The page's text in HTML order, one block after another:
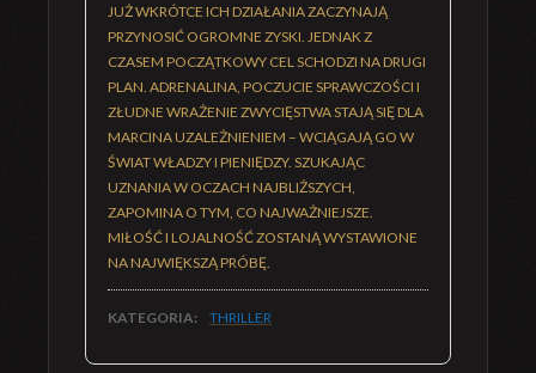
JUŻ WKRÓTCE ICH DZIAŁANIA ZACZYNAJĄ
PRZYNOSIĆ OGROMNE ZYSKI. JEDNAK Z
CZASEM POCZĄTKOWY CEL SCHODZI NA DRUGI
PLAN. ADRENALINA, POCZUCIE SPRAWCZOŚCI I
ZŁUDNE WRAŻENIE ZWYCIĘSTWA STAJĄ SIĘ DLA
MARCINA UZALEŻNIENIEM – WCIĄGAJĄ GO W
ŚWIAT WŁADZY I PIENIĘDZY. SZUKAJĄC
UZNANIA W OCZACH NAJBLIŻSZYCH,
ZAPOMINA O TYM, CO NAJWAŻNIEJSZE.
MIŁOŚĆ I LOJALNOŚĆ ZOSTANĄ WYSTAWIONE
NA NAJWIĘKSZĄ PRÓBĘ.
KATEGORIA: THRILLER